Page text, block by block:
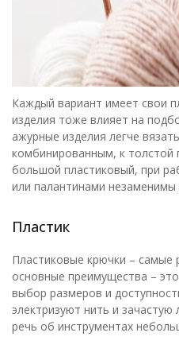
Каждый вариант имеет свои
изделия тоже влияет на
ажурные изделия легче
комбинированным, к толстой
большой пластиковый, при
или палантинами
Пластик
Пластиковые крючки – самые
основные преимущества –
выбор размеров и
электризуют нить и
речь об инструментах